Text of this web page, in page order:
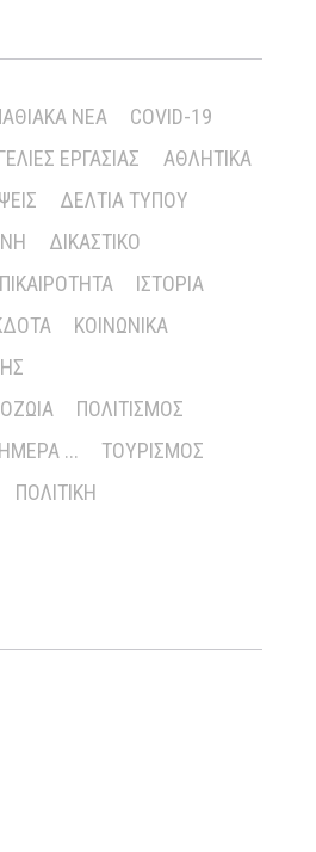
ΝΈΑ
COVID-19
ΕΡΓΑΣΊΑΣ
ΑΘΛΗΤΙΚΆ
ΔΕΛΤΊΑ ΤΎΠΟΥ
ΔΙΚΑΣΤΙΚΌ
ΙΣΤΟΡΊΑ
ΚΟΙΝΩΝΙΚΆ
ΠΟΛΙΤΙΣΜΌΣ
...
ΤΟΥΡΙΣΜΌΣ
ΠΟΛΙΤΙΚΉ